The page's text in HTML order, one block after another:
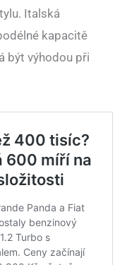
Italská
kapacitě
být výhodou při